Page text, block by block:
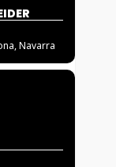
Navarra